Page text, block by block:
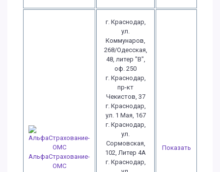
АльфаСтрахование-
ОМС
г. Краснодар,
ул.
Коммунаров,
268/Одесская,
48, литер "В",
оф. 250
г. Краснодар,
пр-кт
Чекистов, 37
г. Краснодар,
ул. 1 Мая, 167
г. Краснодар,
ул.
Сормовская,
102, Литер 4А
г. Краснодар,
Показать